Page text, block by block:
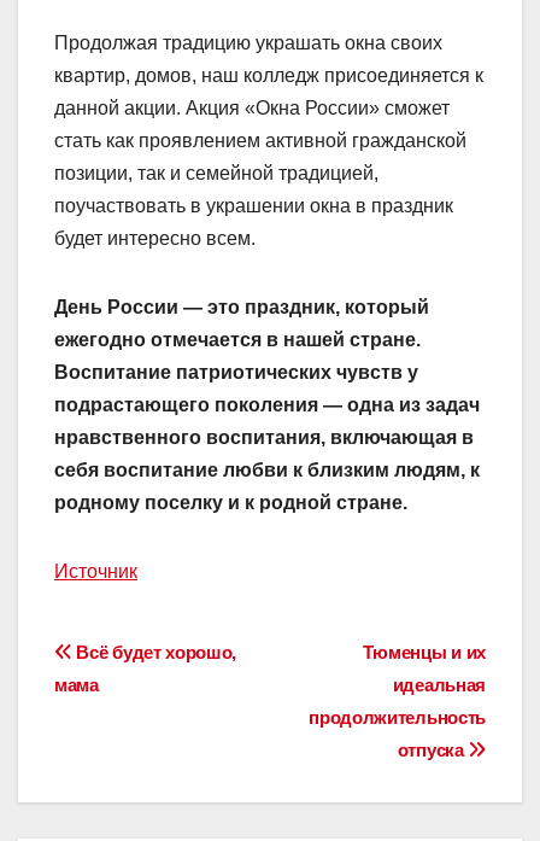
Продолжая традицию украшать окна своих
квартир, домов, наш колледж присоединяется к
данной акции. Акция «Окна России» сможет
стать как проявлением активной гражданской
позиции, так и семейной традицией,
поучаствовать в украшении окна в праздник
будет интересно всем.
День России — это праздник, который
ежегодно отмечается в нашей стране.
Воспитание патриотических чувств у
подрастающего поколения — одна из задач
нравственного воспитания, включающая в
себя воспитание любви к близким людям, к
родному поселку и к родной стране.
Источник
Навигация
Тюменцы и их
идеальная
продолжительность
отпуска
Всё будет хорошо,
мама